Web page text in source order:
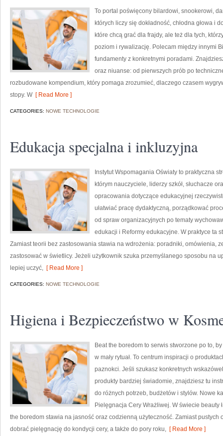
To portal poświęcony bilardowi, snookerowi,
których liczy się dokładność, chłodna głowa i
które chcą grać dla frajdy, ale też dla tych,
poziom i rywalizację. Polecam między innymi
fundamenty z konkretnymi poradami.
oraz niuanse: od pierwszych prób po
rozbudowane kompendium, który pomaga zrozumieć, dlaczego czasem
stopy. W [ Read More ]
CATEGORIES: NOWE TECHNOLOGIE
Edukacja specjalna i inkluzyjna
Instytut Wspomagania Oświaty to praktyczna
którym nauczyciele, liderzy szkół, słuchacze
opracowania dotyczące edukacyjnej
ułatwiać pracę dydaktyczną, porządkować
od spraw organizacyjnych po tematy
edukacji i Reformy edukacyjne. W praktyce ta
Zamiast teorii bez zastosowania stawia na wdrożenia: poradniki, omówienia,
zastosować w świetlicy. Jeżeli użytkownik szuka przemyślanego sposobu na
lepiej uczyć, [ Read More ]
CATEGORIES: NOWE TECHNOLOGIE
Higiena i Bezpieczeństwo w
Beat the boredom to serwis stworzone po to,
w mały rytuał. To centrum inspiracji o
paznokci. Jeśli szukasz konkretnych
produkty bardziej świadomie, znajdziesz tu
do różnych potrzeb, budżetów i stylów. Nowe
Pielęgnacja Cery Wrażliwej. W świecie beauty
the boredom stawia na jasność oraz codzienną użyteczność. Zamiast
dobrać pielęgnację do kondycji cery, a także do pory roku, [ Read More ]